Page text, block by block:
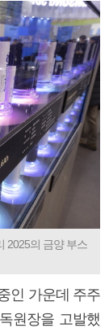
2025의 금양 부스
인 가운데 주주
원장을 고발했